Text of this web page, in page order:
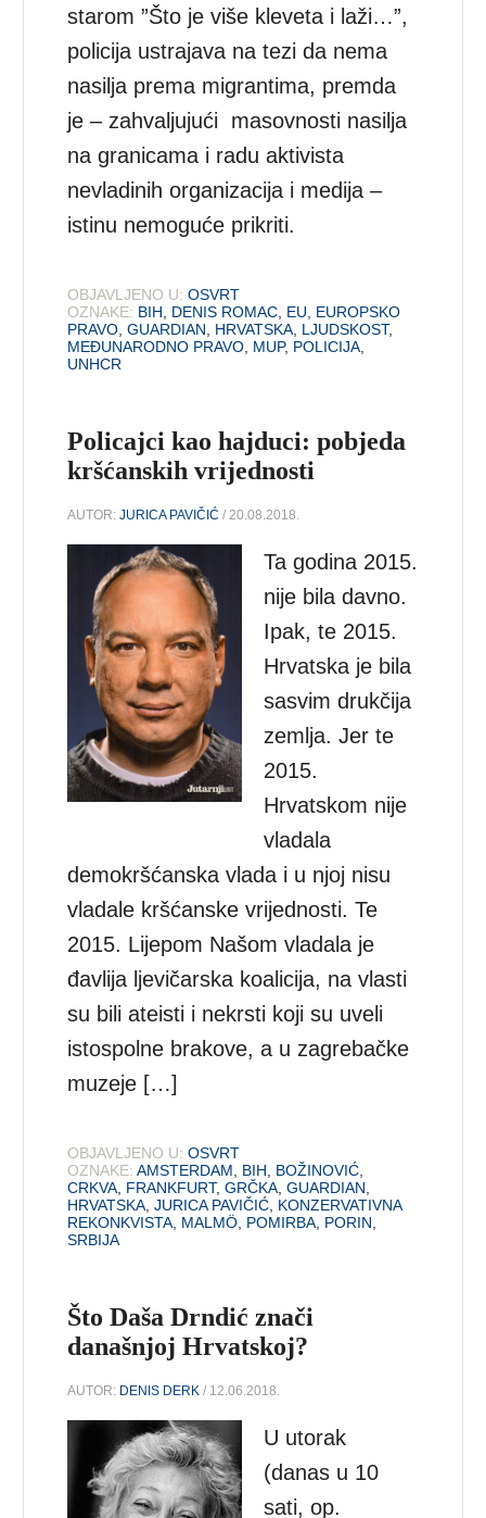
starom ”Što je više kleveta i laži…”,
policija ustrajava na tezi da nema
nasilja prema migrantima, premda
je – zahvaljujući masovnosti nasilja
na granicama i radu aktivista
nevladinih organizacija i medija –
istinu nemoguće prikriti.
OBJAVLJENO U: OSVRT
OZNAKE: BIH DENIS ROMAC EU
EUROPSKO
PRAVO ,GUARDIAN HRVATSKA LJUDSKOST,
MEĐUNARODNO PRAVO MUP, POLICIJA
UNHCR
Policajci kao hajduci: pobjeda
kršćanskih vrijednosti
AUTOR:JURICA PAVIČIĆ / 20.08.2018.
Ta godina 2015.
nije bila davno.
Ipak, te 2015.
Hrvatska je bila
sasvim drukčija
zemlja. Jer te
2015.
Hrvatskom nije
vladala
demokršćanska vlada i u njoj nisu
vladale kršćanske vrijednosti. Te
2015. Lijepom Našom vladala je
đavlija ljevičarska koalicija, na vlasti
su bili ateisti i nekrsti koji su uveli
istospolne brakove, a u zagrebačke
muzeje […]
OBJAVLJENO U: OSVRT
OZNAKE: AMSTERDAM BIH BOŽINOVIĆ
CRKVA FRANKFURT,GRČKA ,GUARDIAN
HRVATSKA ,JURICA PAVIČIĆ KONZERVATIVNA
REKONKVISTA MALMÖ POMIRBA PORIN
SRBIJA
Što Daša Drndić znači
današnjoj Hrvatskoj?
AUTOR: DENIS DERK / 12.06.2018.
U utorak
(danas u 10
sati, op.